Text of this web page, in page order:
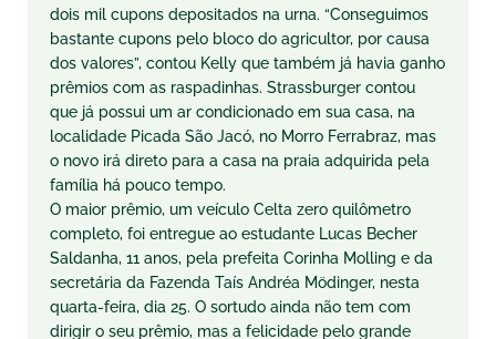
dois mil cupons depositados na urna. “Conseguimos
bastante cupons pelo bloco do agricultor, por causa
dos valores”, contou Kelly que também já havia ganho
prêmios com as raspadinhas. Strassburger contou
que já possui um ar condicionado em sua casa, na
localidade Picada São Jacó, no Morro Ferrabraz, mas
o novo irá direto para a casa na praia adquirida pela
família há pouco tempo.
O maior prêmio, um veículo Celta zero quilômetro
completo, foi entregue ao estudante Lucas Becher
Saldanha, 11 anos, pela prefeita Corinha Molling e da
secretária da Fazenda Taís Andréa Mödinger, nesta
quarta-feira, dia 25. O sortudo ainda não tem com
dirigir o seu prêmio, mas a felicidade pelo grande